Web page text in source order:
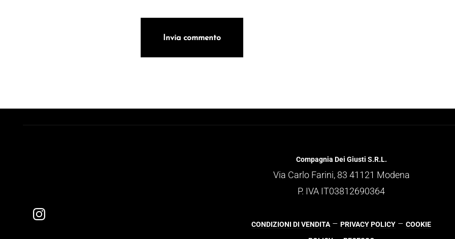
Compagnia Dei Giusti S.R.L.
Via Carlo Farini, 83 41121 Modena
P. IVA IT03812690364
CONDIZIONI DI VENDITA – PRIVACY POLICY – COOKIE